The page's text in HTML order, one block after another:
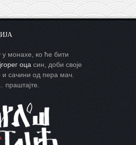
у монахе, ко ће бити
оца син, доби своје
сачини од пера мач.
праштајте.